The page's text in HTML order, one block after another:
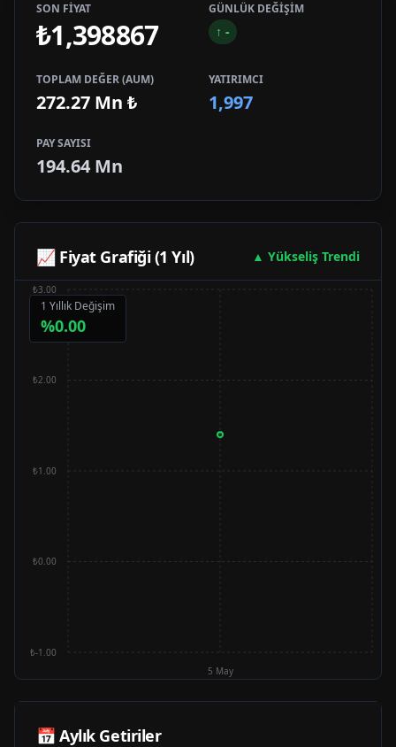
SON FİYAT
₺1,398867
GÜNLÜK DEĞİŞİM
↑ -
TOPLAM DEĞER (AUM)
272.27 Mn ₺
YATIRIMCI
1,997
PAY SAYISI
194.64 Mn
📈 Fiyat Grafiği (1 Yıl) ▲ Yükseliş Trendi
1 Yıllık Değişim
%0.00
5 May
₺-1.00
₺0.00
₺1.00
₺2.00
₺3.00
📅 Aylık Getiriler